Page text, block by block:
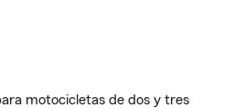
motocicletas de dos y tres